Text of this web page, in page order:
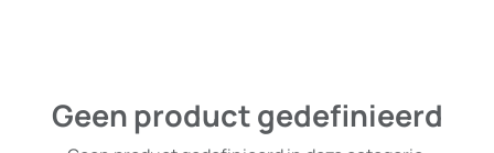
Geen product gedefinieerd